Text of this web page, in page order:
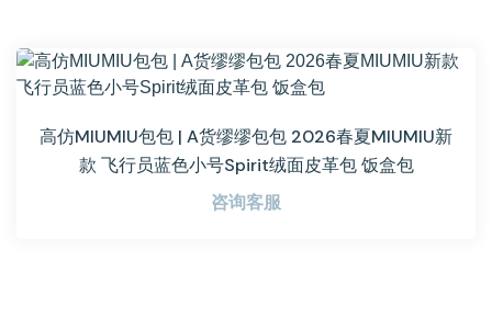
高仿MIUMIU包包 | A货缪缪包包 2026春夏MIUMIU新
款 飞行员蓝色小号Spirit绒面皮革包 饭盒包
咨询客服